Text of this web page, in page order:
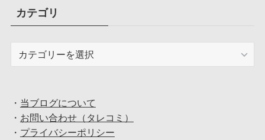
ブカテゴリ
・ 当ブログについて
・ お問い合わせ（タレコミ）
・ プライバシーポリシー